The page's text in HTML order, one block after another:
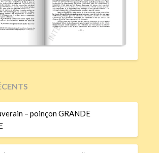
– poinçon GRANDE